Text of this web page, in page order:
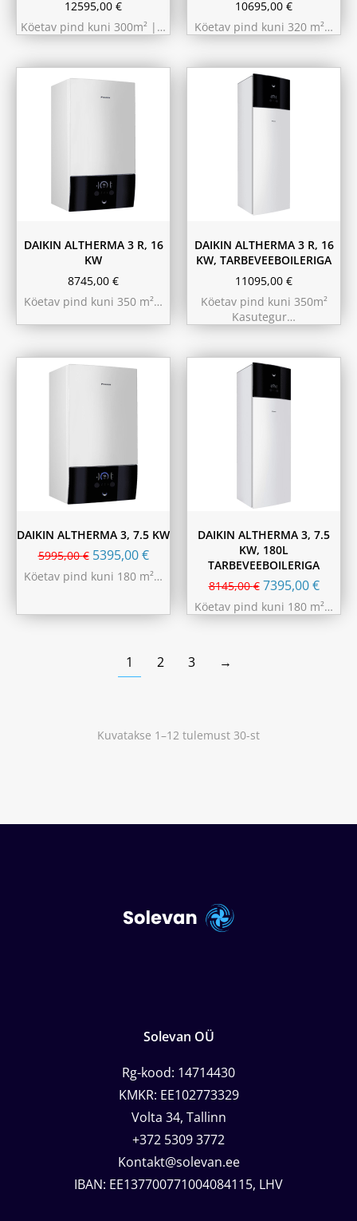
12595,00 €
Köetav pind kuni 300m² |…
10695,00 €
Köetav pind kuni 320 m²…
DAIKIN ALTHERMA 3 R, 16
KW
8745,00 €
Köetav pind kuni 350 m²…
230L
DAIKIN ALTHERMA 3 R, 16
KW, TARBEVEEBOILERIGA
11095,00 €
Köetav pind kuni 350m²
Kasutegur…
DAIKIN ALTHERMA 3, 7.5 KW
5995,00€ 5395,00€
Köetav pind kuni 180 m²…
DAIKIN ALTHERMA 3, 7.5
KW, 180L
TARBEVEEBOILERIGA
8145,00€ 7395,00€
Köetav pind kuni 180 m²…
1 2 3 →
Kuvatakse 1–12 tulemust 30-st
Solevan OÜ
Rg-kood: 14714430
KMKR: EE102773329
Volta 34, Tallinn
+372 5309 3772
Kontakt@solevan.ee
IBAN: EE137700771004084115, LHV